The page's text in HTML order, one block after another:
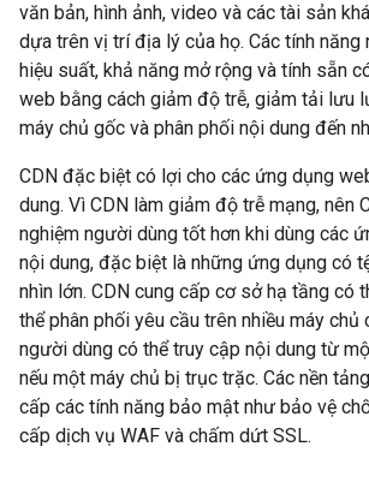
văn bản, hình ảnh, video và các tài sản
dựa trên vị trí địa lý của họ. Các tính năng
hiệu suất, khả năng mở rộng và tính sẵn
web bằng cách giảm độ trễ, giảm tải lưu
máy chủ gốc và phân phối nội dung đến
CDN đặc biệt có lợi cho các ứng dụng
dung. Vì CDN làm giảm độ trễ mạng, nên
nghiệm người dùng tốt hơn khi dùng các
nội dung, đặc biệt là những ứng dụng có
nhìn lớn. CDN cung cấp cơ sở hạ tầng có
thể phân phối yêu cầu trên nhiều máy chủ
người dùng có thể truy cập nội dung từ
nếu một máy chủ bị trục trặc. Các nền
cấp các tính năng bảo mật như bảo vệ
cấp dịch vụ WAF và chấm dứt SSL.